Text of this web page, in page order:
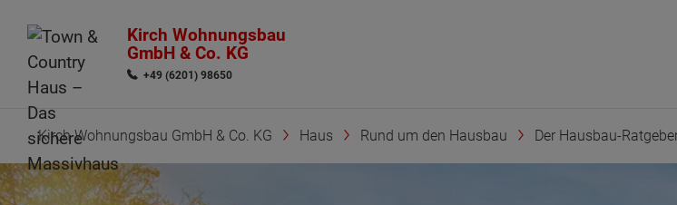
Kirch Wohnungsbau
GmbH & Co. KG
+49 (6201) 98650
Kirch Wohnungsbau GmbH & Co. KG Haus Rund um den Hausbau Der Hausbau-